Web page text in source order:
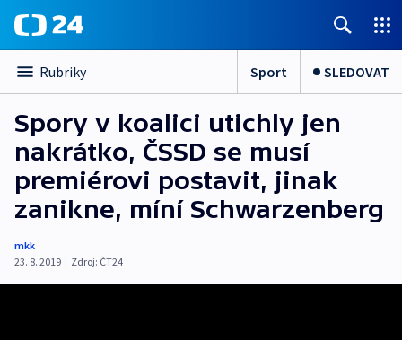
Rubriky Sport SLEDOVAT
Spory v koalici utichly jen
nakrátko, ČSSD se musí
premiérovi postavit, jinak
zanikne, míní Schwarzenberg
mkk
23. 8. 2019 | Zdroj: ČT24